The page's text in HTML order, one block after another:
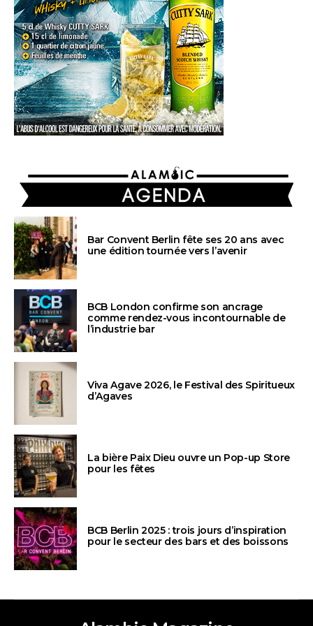
AGENDA
Bar Convent Berlin fête ses 20 ans avec
une édition tournée vers l’avenir
BCB London confirme son ancrage
comme rendez-vous incontournable de
l’industrie bar
Viva Agave 2026, le Festival des Spiritueux
d’Agaves
La bière Paix Dieu ouvre un Pop-up Store
pour les fêtes
BCB Berlin 2025 : trois jours d’inspiration
pour le secteur des bars et des boissons